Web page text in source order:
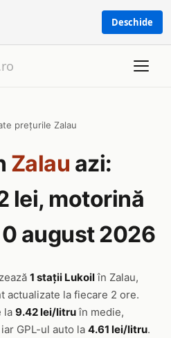
Deschide
prețurile Zalau
Zalau azi:
lei, motorină
august 2026
1 stații Lukoilîn Zalau,
actualizate la fiecare 2 ore.
la 9.42 lei/litruîn medie,
iar GPL-ul auto la 4.61 lei/litru.